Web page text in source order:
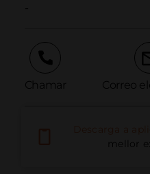
Chamar Correo
Informarmellor